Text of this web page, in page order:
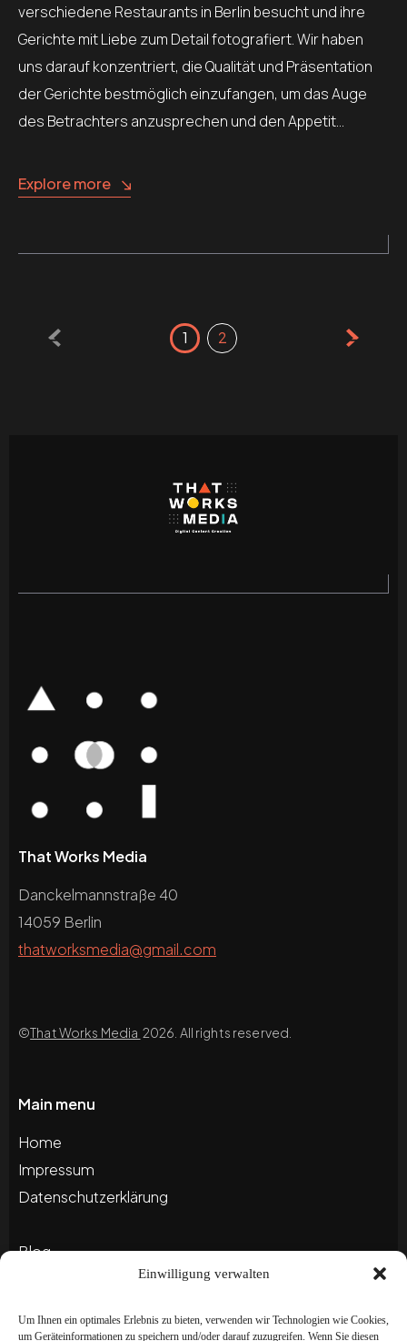
Einwilligung verwalten
Um Ihnen ein optimales Erlebnis zu bieten, verwenden wir Technologien wie Cookies,
um Geräteinformationen zu speichern und/oder darauf zuzugreifen. Wenn Sie diesen
verschiedene Restaurants in Berlin besucht und ihre
Gerichte mit Liebe zum Detail fotografiert. Wir haben
uns darauf konzentriert, die Qualität und Präsentation
der Gerichte bestmöglich einzufangen, um das Auge
des Betrachters anzusprechen und den Appetit…
Explore more
Seitennummerierung
der
1 2
That Works Media
Danckelmannstraße 40
14059 Berlin
thatworksmedia@gmail.com
©That Works Media 2026. All rights reserved.
Main menu
Home
Impressum
Datenschutzerklärung
Blog